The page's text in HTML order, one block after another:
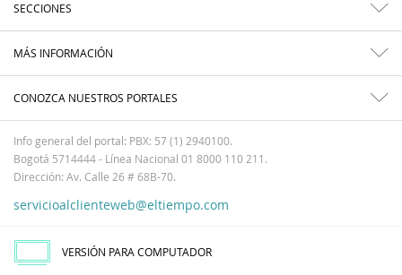
SECCIONES
MÁS INFORMACIÓN
CONOZCA NUESTROS PORTALES
Info general del portal: PBX: 57 (1) 2940100.
Bogotá 5714444 - Línea Nacional 01 8000 110 211.
Dirección: Av. Calle 26 # 68B-70.
servicioalclienteweb@eltiempo.com
VERSIÓN PARA COMPUTADOR